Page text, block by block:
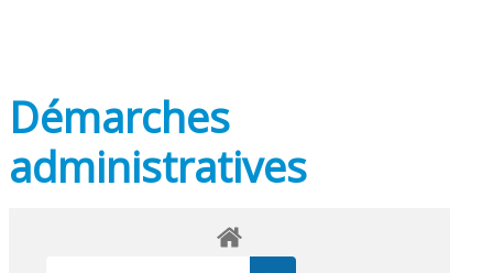
Démarches
administratives